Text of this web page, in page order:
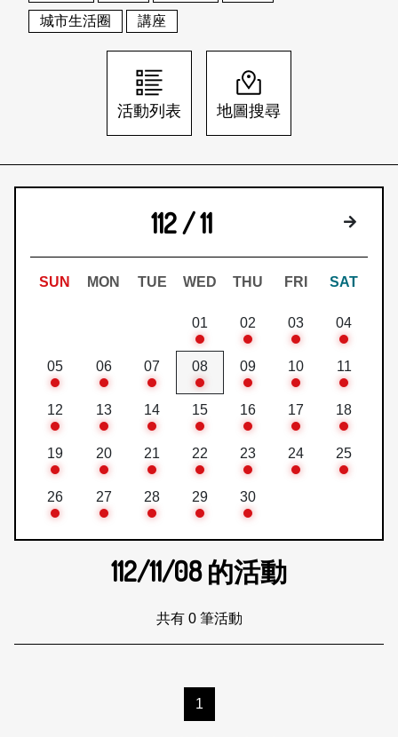
刊物索取地點
刊登活動
日本語 登入/註冊
城市生活圈
講座
活動列表 地圖搜尋
112 / 11 下個月
SUN MON TUE WED THU FRI SAT
01 02 03 04
05 06 07 08 09 10 11
12 13 14 15 16 17 18
19 20 21 22 23 24 25
26 27 28 29 30
112/11/08的活動
共有 0 筆活動
1